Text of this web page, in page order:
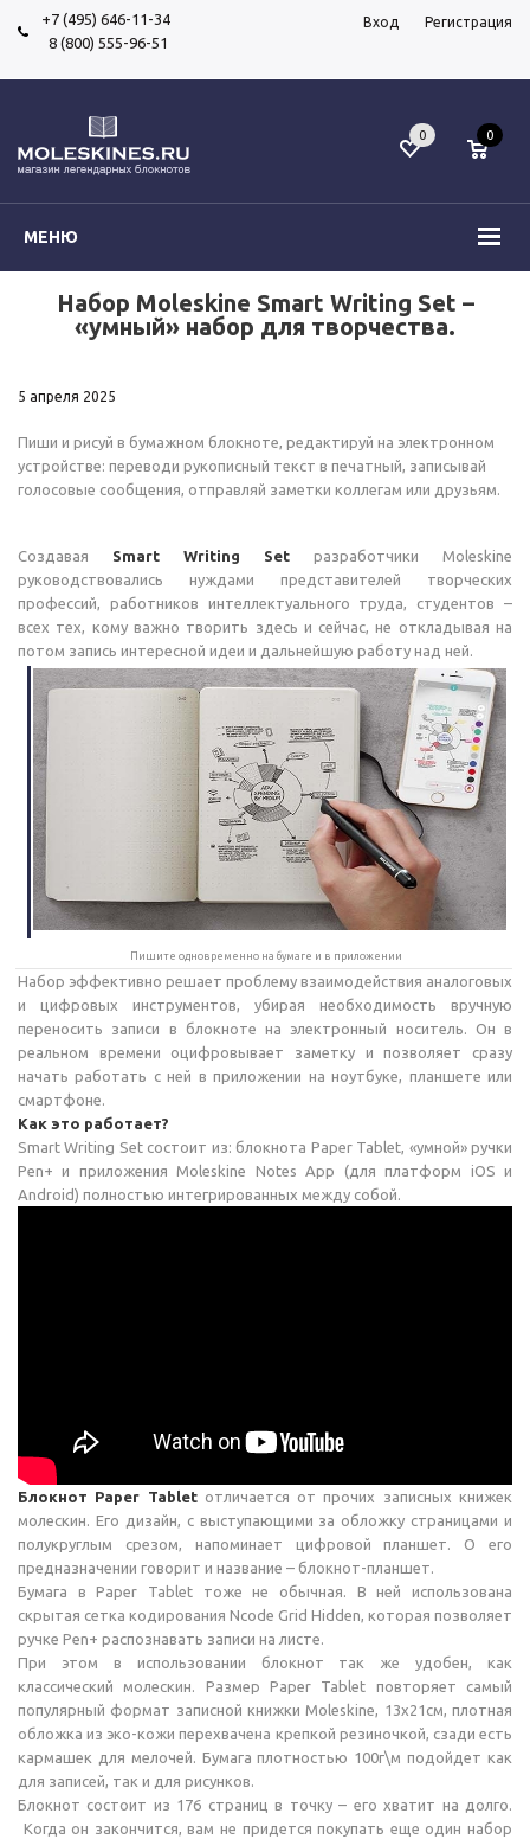
+7 (495) 646-11-34
8 (800) 555-96-51
Вход Регистрация
МЕНЮ
0 0
Набор Moleskine Smart Writing Set –
«умный» набор для творчества.
5 апреля 2025
Пиши и рисуй в бумажном блокноте, редактируй на электронном
устройстве: переводи рукописный текст в печатный, записывай
голосовые сообщения, отправляй заметки коллегам или друзьям.
Создавая Smart Writing Set разработчики Moleskine
руководствовались нуждами представителей творческих
профессий, работников интеллектуального труда, студентов –
всех тех, кому важно творить здесь и сейчас, не откладывая на
потом запись интересной идеи и дальнейшую работу над ней.
Пишите одновременно на бумаге и в приложении
Набор эффективно решает проблему взаимодействия аналоговых
и цифровых инструментов, убирая необходимость вручную
переносить записи в блокноте на электронный носитель. Он в
реальном времени оцифровывает заметку и позволяет сразу
начать работать с ней в приложении на ноутбуке, планшете или
смартфоне.
Как это работает?
Smart Writing Set состоит из: блокнота Paper Tablet, «умной» ручки
Pen+ и приложения Moleskine Notes App (для платформ iOS и
Android) полностью интегрированных между собой.
Блокнот Paper Tabletотличается от прочих записных книжек
молескин. Его дизайн, с выступающими за обложку страницами и
полукруглым срезом, напоминает цифровой планшет. О его
предназначении говорит и название – блокнот-планшет.
Бумага в Paper Tablet тоже не обычная. В ней использована
скрытая сетка кодирования Ncode Grid Hidden, которая позволяет
ручке Pen+ распознавать записи на листе.
При этом в использовании блокнот так же удобен, как
классический молескин. Размер Paper Tablet повторяет самый
популярный формат записной книжки Moleskine, 13х21см, плотная
обложка из эко-кожи перехвачена крепкой резиночкой, сзади есть
кармашек для мелочей. Бумага плотностью 100г\м подойдет как
для записей, так и для рисунков.
Блокнот состоит из 176 страниц в точку – его хватит на долго.
Когда он закончится, вам не придется покупать еще один набор